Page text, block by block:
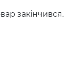
закінчився.